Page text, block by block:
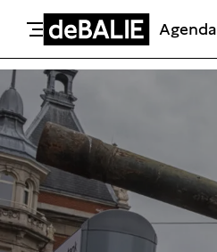
Meteen naar de content
De Balie
Agenda